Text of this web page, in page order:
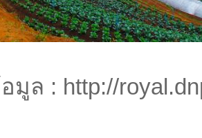
ล : http://